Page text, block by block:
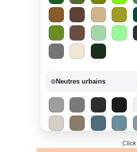
Neutres urbains
Click